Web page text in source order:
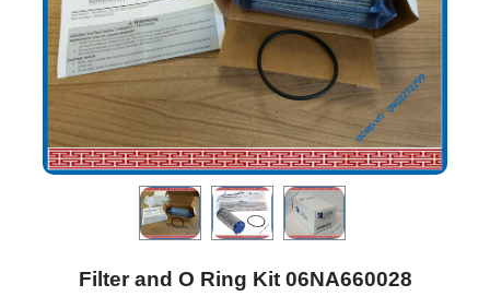
Filter and O Ring Kit 06NA660028